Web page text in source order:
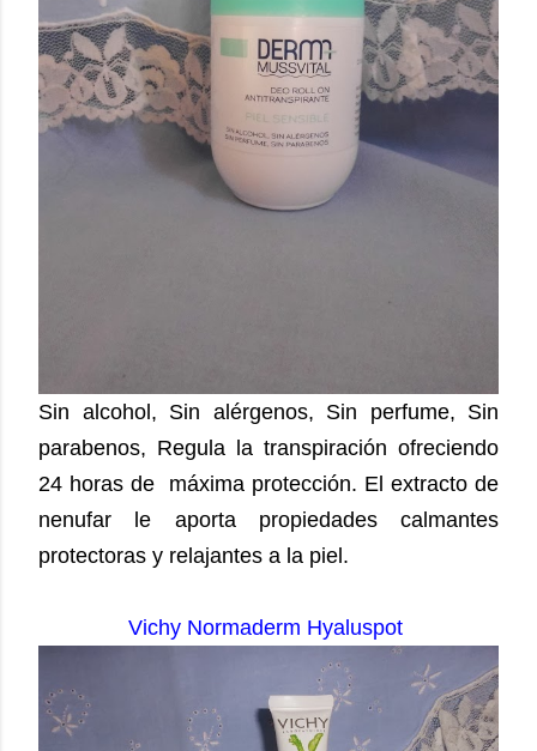
Sin alcohol, Sin alérgenos, Sin perfume, Sin
parabenos, Regula la transpiración ofreciendo
24 horas de
máxima protección. El extracto de
nenufar le aporta propiedades calmantes
protectoras y relajantes a la piel.
Vichy Normaderm Hyaluspot